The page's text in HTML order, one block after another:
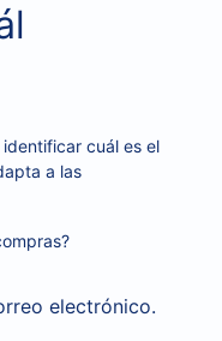
cuál es el
a las
electrónico.